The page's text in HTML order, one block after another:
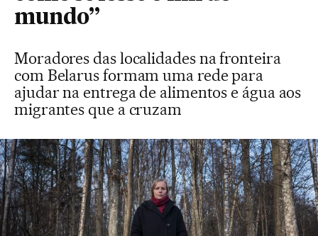
mundo”
Moradores das localidades na fronteira
com Belarus formam uma rede para
ajudar na entrega de alimentos e água aos
migrantes que a cruzam